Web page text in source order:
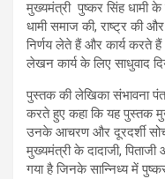
मुख्यमंत्री पुष्कर सिंह धामी के
धामी समाज की, राष्ट्र की
निर्णय लेते हैं और कार्य करते
लेखन कार्य के लिए साधुवाद
पुस्तक की लेखिका संभावना
करते हुए कहा कि यह पुस्तक
उनके आचरण और दूरदर्शी
मुख्यमंत्री के दादाजी, पिताजी
गया है जिनके सान्निध्य में